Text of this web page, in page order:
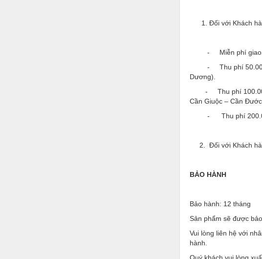
Đối với Khách
- Miễn phí giao
- Thu phí 50.000đ:
Dương).
- Thu phí 100.000đ:
Cần Giuộc – Cần
- Thu phí
2. Đối với Khách
BẢO HÀNH
Bảo hành: 12 tháng
Sản phẩm sẽ được
Vui lòng liên hệ với
hành.